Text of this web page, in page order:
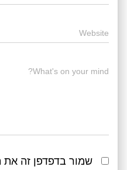
Website
What's on your mind?
שמור בדפדפן זה את